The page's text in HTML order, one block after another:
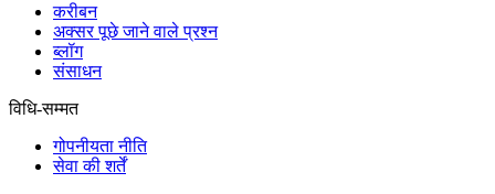
करीबन
अक्सर पूछे जाने वाले प्रश्न
ब्लॉग
संसाधन
विधि-सम्‍मत
गोपनीयता नीति
सेवा की शर्तें